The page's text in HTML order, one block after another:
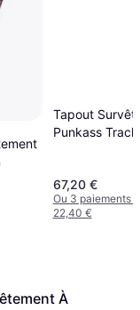
Tapout
Punkass
67,20 €
Ou 3 paiements
22,40 €
À